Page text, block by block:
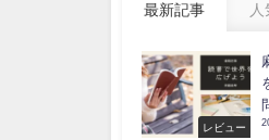
最新記事
レビュー